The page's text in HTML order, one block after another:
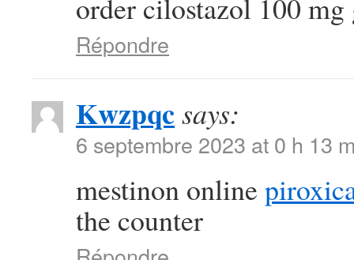
order cilostazol 100 mg
Répondre
Kwzpqcsays:
6 septembre 2023 at 0 h 13
mestinon online
the counter